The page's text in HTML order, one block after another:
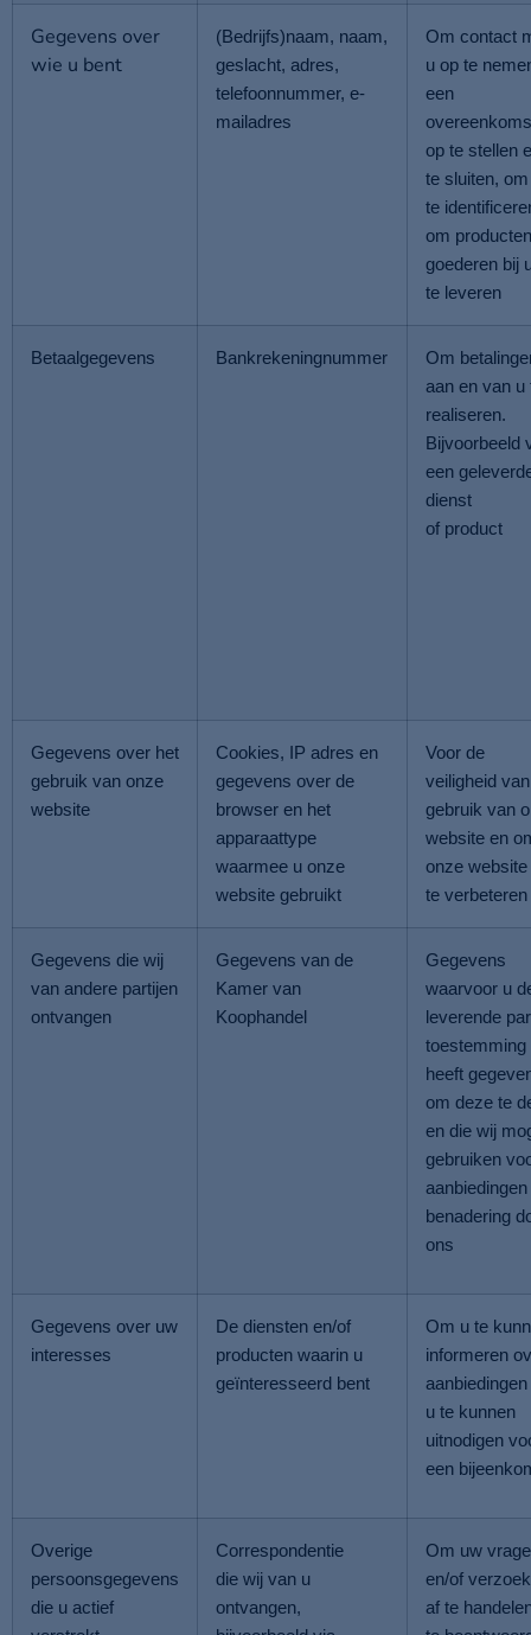
Gegevens over
wie u bent
(Bedrijfs)naam, naam,
geslacht, adres,
telefoonnummer, e-
mailadres
Om contact
u op te
een
op te stellen
te sluiten,
te
om
goederen bij
te leveren
Betaalgegevens Bankrekeningnummer Om
aan en van u
realiseren.
Bijvoorbeeld
een
dienst
of product
Gegevens over het
gebruik van onze
website
Cookies, IP adres en
gegevens over de
browser en het
apparaattype
waarmee u onze
website gebruikt
Voor de
veiligheid
gebruik van
website en
onze website
te verbeteren
Gegevens die wij
van andere partijen
ontvangen
Gegevens van de
Kamer van
Koophandel
Gegevens
waarvoor u
leverende
toestemming
heeft
om deze te
en die wij
gebruiken
aanbiedingen
benadering
ons
Gegevens over uw
interesses
De diensten en/of
producten waarin u
geïnteresseerd bent
Om u te
informeren
aanbiedingen
u te kunnen
uitnodigen
een
Overige
persoonsgegevens
die u actief
Correspondentie
die wij van u
ontvangen,
Om uw
en/of
af te